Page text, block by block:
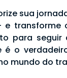
sua
e transforme
para seguir
é o
mundo do